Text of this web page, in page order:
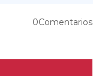
0Comentarios